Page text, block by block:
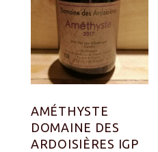
AMÉTHYSTE
DOMAINE DES
ARDOISIÈRES IGP